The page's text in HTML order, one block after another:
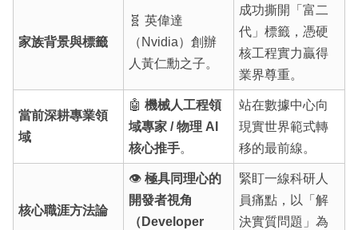
家族背景與標籤
🧬 英偉達
（Nvidia）創辦
人黃仁勳之子。
成功撕開「富二
代」標籤，憑硬
核工程實力贏得
業界尊重。
當前深耕專業領
域
🤖 機械人工程領
域專家 / 物理 AI
核心推手。
站在數據中心向
現實世界範式轉
移的最前線。
核心職涯方法論
👁️ 極具同理心的
開發者視角
（Developer
緊盯一線科研人
員痛點，以「解
決實質問題」為